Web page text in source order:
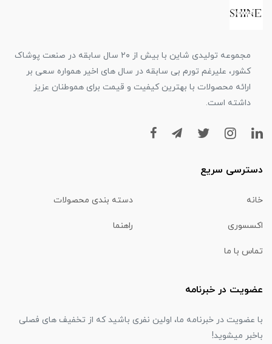
مجموعه تولیدی شاین با بیش از ۲۰ سال سابقه در صنعت پوشاک
کشور، علیرغم تورم بی سابقه در سال های اخیر همواره سعی بر
ارائه محصولات با بهترین کیفیت و قیمت برای هموطنان عزیز
داشته است.
دسترسی سریع
خانه دسته بندی محصولات
اکسسوری راهنما
تماس با ما
عضویت در خبرنامه
با عضویت در خبرنامه ما، اولین نفری باشید که از تخفیف های فصلی
باخبر میشوید!